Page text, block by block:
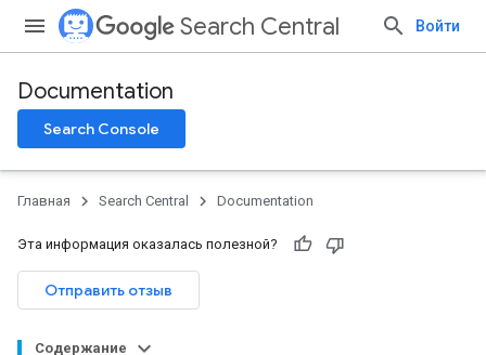
Search Central Войти
Documentation
Search Console
Главная Search Central Documentation
Эта информация оказалась полезной?
Отправить отзыв
Содержание